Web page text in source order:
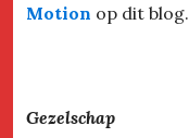
Motion op dit blog.
Gezelschap